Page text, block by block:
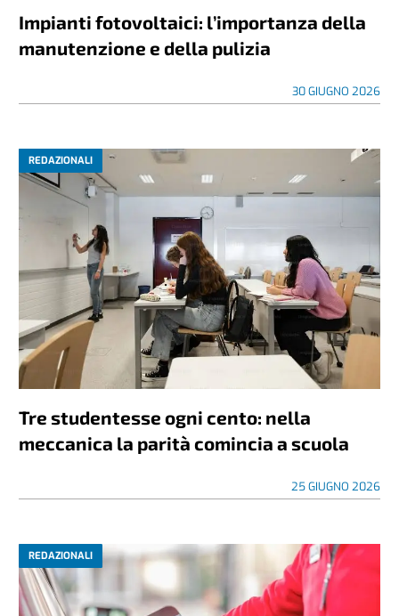
Impianti fotovoltaici: l’importanza della
manutenzione e della pulizia
30 GIUGNO 2026
REDAZIONALI
Tre studentesse ogni cento: nella
meccanica la parità comincia a scuola
25 GIUGNO 2026
REDAZIONALI